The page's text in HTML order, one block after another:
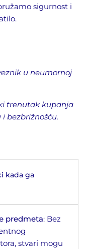
sigurnost i
u neumornoj
trenutak kupanja
bezbrižnošću.
kada ga
predmeta: Bez
stvari mogu